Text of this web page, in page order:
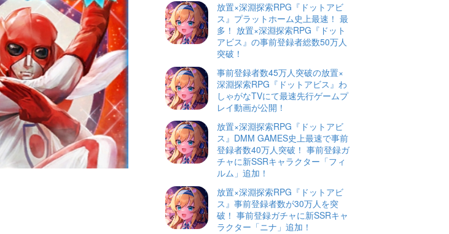
放置×深淵探索RPG『ドットアビ
ス』プラットホーム史上最速！ 最
多！ 放置×深淵探索RPG『ドット
アビス』の事前登録者総数50万人
突破！
事前登録者数45万人突破の放置×
深淵探索RPG『ドットアビス』わ
しゃがなTVにて最速先行ゲームプ
レイ動画が公開！
放置×深淵探索RPG『ドットアビ
ス』DMM GAMES史上最速で事前
登録者数40万人突破！ 事前登録ガ
チャに新SSRキャラクター「フィ
ルム」追加！
放置×深淵探索RPG『ドットアビ
ス』事前登録者数が30万人を突
破！ 事前登録ガチャに新SSRキャ
ラクター「ニナ」追加！